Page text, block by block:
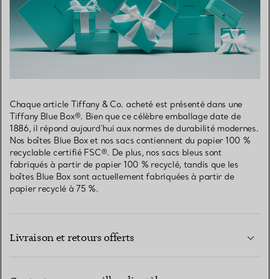
Chaque article Tiffany & Co. acheté est présenté dans une
Tiffany Blue Box®. Bien que ce célèbre emballage date de
1886, il répond aujourd’hui aux normes de durabilité modernes.
Nos boîtes Blue Box et nos sacs contiennent du papier 100 %
recyclable certifié FSC®. De plus, nos sacs bleus sont
fabriqués à partir de papier 100 % recyclé, tandis que les
boîtes Blue Box sont actuellement fabriquées à partir de
papier recyclé à 75 %.
Livraison et retours offerts